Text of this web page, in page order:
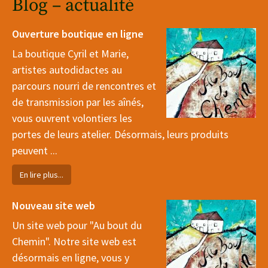
Blog – actualité
Ouverture boutique en ligne
La boutique Cyril et Marie,
artistes autodidactes au
parcours nourri de rencontres et
de transmission par les aînés,
vous ouvrent volontiers les
portes de leurs atelier. Désormais, leurs produits
peuvent ...
En lire plus...
Nouveau site web
Un site web pour "Au bout du
Chemin". Notre site web est
désormais en ligne, vous y